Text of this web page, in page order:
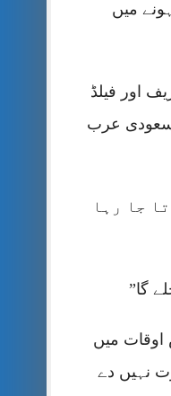
میں
اور فیلڈ
سعودی عرب
جا رہا
گا”
میں
نہیں دے